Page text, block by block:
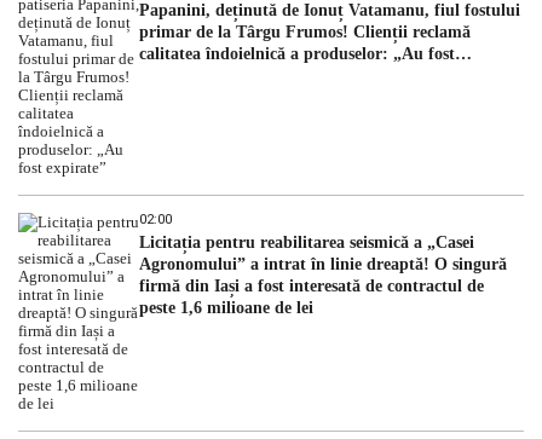
Papanini, deținută de Ionuț Vatamanu, fiul fostului
primar de la Târgu Frumos! Clienții reclamă
calitatea îndoielnică a produselor: „Au fost
02:00
Licitația pentru reabilitarea seismică a „Casei
Agronomului” a intrat în linie dreaptă! O singură
firmă din Iași a fost interesată de contractul de
peste 1,6 milioane de lei